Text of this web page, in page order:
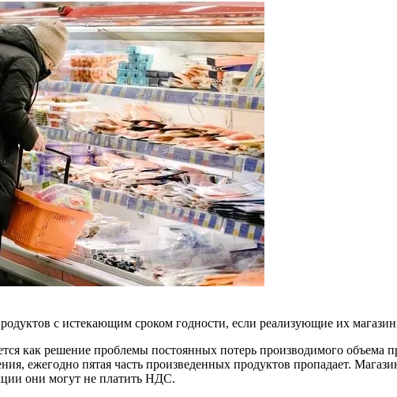
с истекающим сроком годности, если реализующие их
как решение проблемы постоянных потерь производимого объема
ежегодно пятая часть произведенных продуктов пропадает.
они могут не платить НДС.